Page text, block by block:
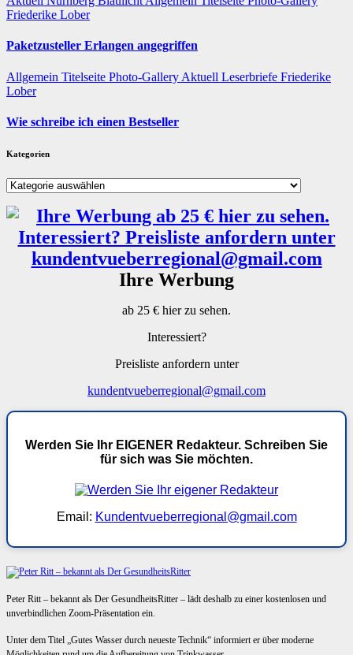
Friederike Lober
Paketzusteller Erlangen angegriffen
Allgemein Titelseite Photo-Gallery Aktuell Leserbriefe Friederike
Lober
Wie schreibe ich einen Bestseller
Kategorien
Kategorien
Ihre Werbung
ab 25 € hier zu sehen.
Interessiert?
Preisliste anfordern unter
kundentvueberregional@gmail.com
Werden Sie Ihr EIGENER Redakteur. Schreiben Sie
für sich was Sie möchten.
Email: Kundentvueberregional@gmail.com
Peter Ritt – bekannt als Der GesundheitsRitter – lädt deshalb zu einer kostenlosen und
unverbindlichen Zoom-Präsentation ein.
Unter dem Titel „Gutes Wasser durch neueste Technik“ informiert er über moderne